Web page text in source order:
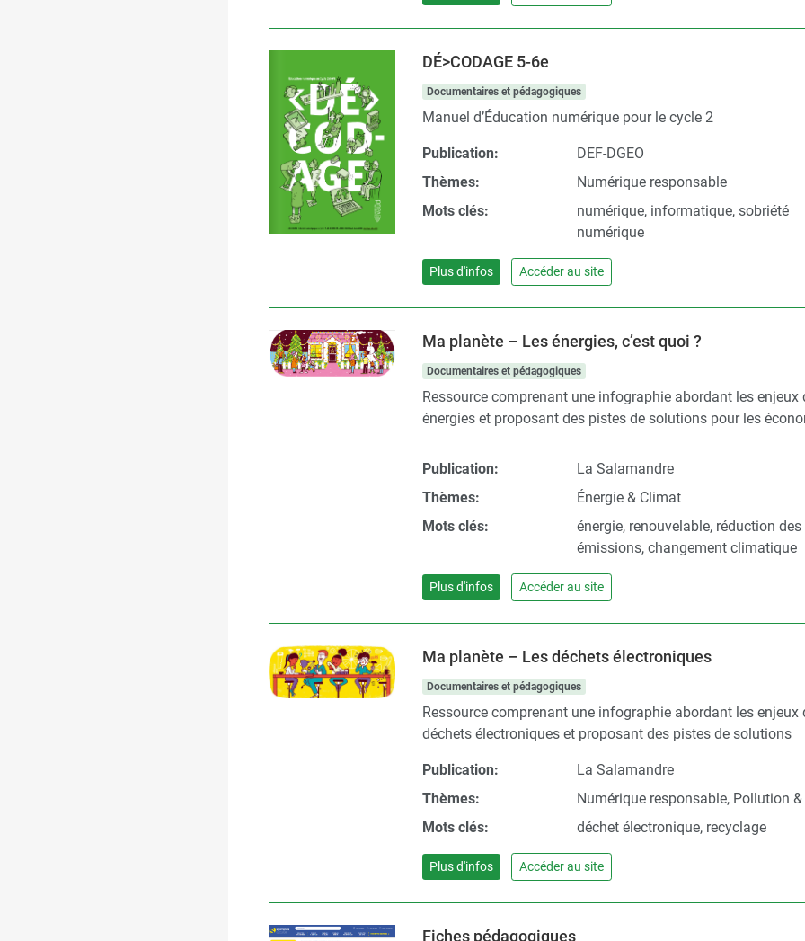
DÉ>CODAGE 5-6e
Documentaires et pédagogiques
Manuel d’Éducation numérique pour le cycle 2
Publication:
DEF-DGEO
Thèmes:
Numérique responsable
Mots clés:
numérique, informatique, sobriété
numérique
Plus d'infos Accéder au site
Ma planète – Les énergies, c’est quoi ?
Documentaires et pédagogiques
Ressource comprenant une infographie abordant les enjeux
énergies et proposant des pistes de solutions pour les
Publication:
La Salamandre
Thèmes:
Énergie & Climat
Mots clés:
énergie, renouvelable, réduction des
émissions, changement climatique
Plus d'infos Accéder au site
Ma planète – Les déchets électroniques
Documentaires et pédagogiques
Ressource comprenant une infographie abordant les enjeux
déchets électroniques et proposant des pistes de solutions
Publication:
La Salamandre
Thèmes:
Numérique responsable, Pollution
Mots clés:
déchet électronique, recyclage
Plus d'infos Accéder au site
Fiches pédagogiques